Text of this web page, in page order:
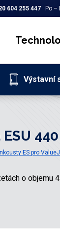
604 255 447 Po –
Výstavní
Inkousty ES pro
o objemu